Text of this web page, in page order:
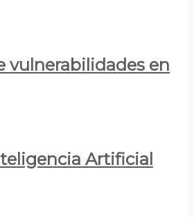
vulnerabilidades en
Artificial